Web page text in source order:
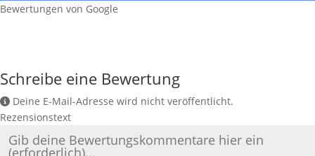
Bewertungen von Google
Schreibe eine Bewertung
Deine E-Mail-Adresse wird nicht veröffentlicht.
Rezensionstext